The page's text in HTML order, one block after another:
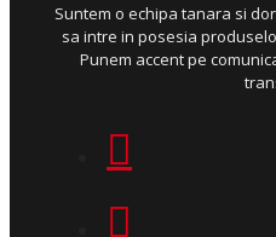
Suntem o echipa tanara si
sa intre in posesia
Punem accent pe